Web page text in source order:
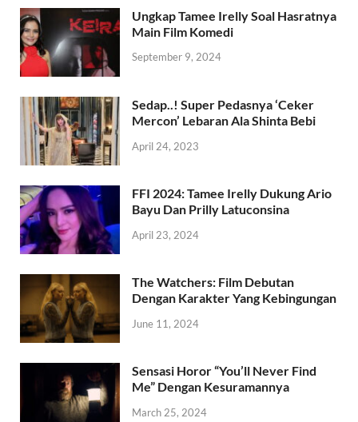
Ungkap Tamee Irelly Soal Hasratnya
Main Film Komedi
September 9, 2024
Sedap..! Super Pedasnya ‘Ceker
Mercon’ Lebaran Ala Shinta Bebi
April 24, 2023
FFI 2024: Tamee Irelly Dukung Ario
Bayu Dan Prilly Latuconsina
April 23, 2024
The Watchers: Film Debutan
Dengan Karakter Yang Kebingungan
June 11, 2024
Sensasi Horor “You’ll Never Find
Me” Dengan Kesuramannya
March 25, 2024